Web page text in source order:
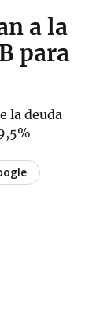
a la
para
la deuda